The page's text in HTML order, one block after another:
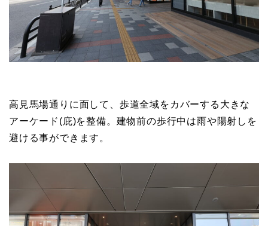
高見馬場通りに面して、歩道全域をカバーする大きな
アーケード(庇)を整備。建物前の歩行中は雨や陽射しを
避ける事ができます。